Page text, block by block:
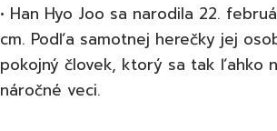
• Han Hyo Joo sa narodila 22.
cm. Podľa samotnej herečky jej
pokojný človek, ktorý sa tak ľahko
náročné veci.